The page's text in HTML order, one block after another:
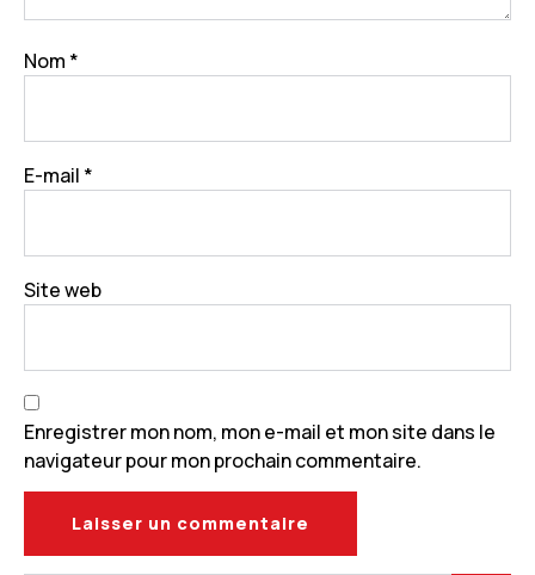
Nom *
E-mail *
Site web
Enregistrer mon nom, mon e-mail et mon site dans le
navigateur pour mon prochain commentaire.